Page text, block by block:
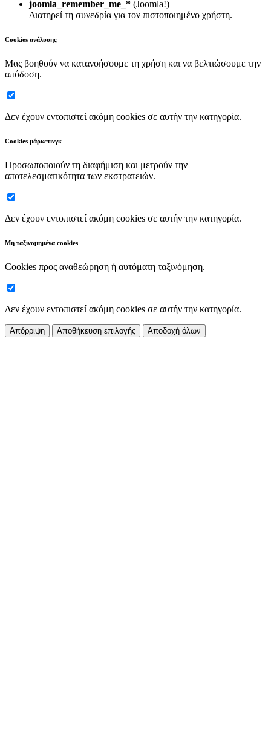
joomla_remember_me_* (Joomla!)
Διατηρεί τη συνεδρία για τον πιστοποιημένο χρήστη.
Cookies ανάλυσης
Μας βοηθούν να κατανοήσουμε τη χρήση και να βελτιώσουμε την
απόδοση.
Δεν έχουν εντοπιστεί ακόμη cookies σε αυτήν την κατηγορία.
Cookies μάρκετινγκ
Προσωποποιούν τη διαφήμιση και μετρούν την
αποτελεσματικότητα των εκστρατειών.
Δεν έχουν εντοπιστεί ακόμη cookies σε αυτήν την κατηγορία.
Μη ταξινομημένα cookies
Cookies προς αναθεώρηση ή αυτόματη ταξινόμηση.
Δεν έχουν εντοπιστεί ακόμη cookies σε αυτήν την κατηγορία.
Απόρριψη Αποθήκευση επιλογής Αποδοχή όλων